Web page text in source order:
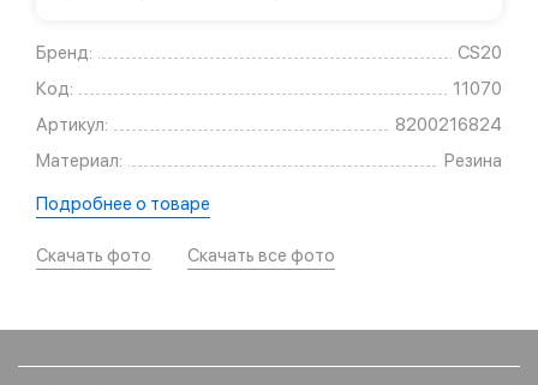
Бренд:
CS20
Код:
11070
Артикул:
8200216824
Материал:
Резина
Подробнее о товаре
Скачать фото Скачать все фото